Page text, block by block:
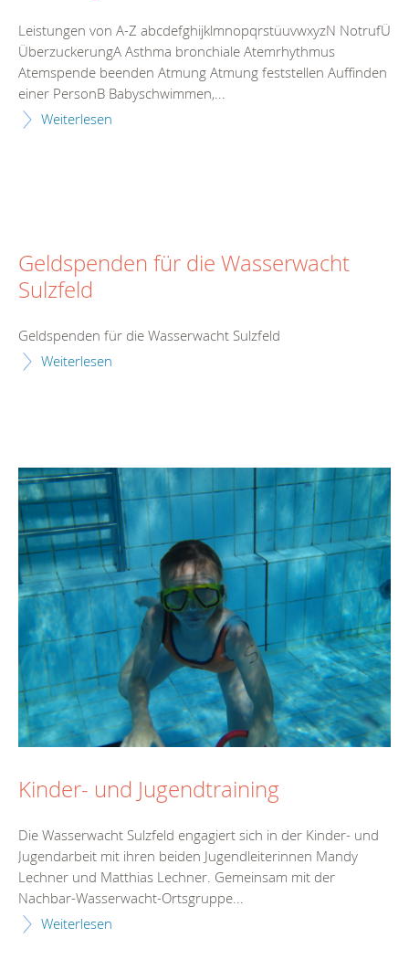
Leistungen von A-Z abcdefghijklmnopqrstüuvwxyzN NotrufÜ
ÜberzuckerungA Asthma bronchiale Atemrhythmus
Atemspende beenden Atmung Atmung feststellen Auffinden
einer PersonB Babyschwimmen,...
Weiterlesen
Geldspenden für die Wasserwacht
Sulzfeld
Geldspenden für die Wasserwacht Sulzfeld
Weiterlesen
Kinder- und Jugendtraining
Die Wasserwacht Sulzfeld engagiert sich in der Kinder- und
Jugendarbeit mit ihren beiden Jugendleiterinnen Mandy
Lechner und Matthias Lechner. Gemeinsam mit der
Nachbar-Wasserwacht-Ortsgruppe...
Weiterlesen